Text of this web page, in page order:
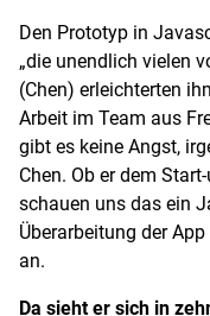
Den Prototyp in
„die unendlich vielen
(Chen) erleichterten
Arbeit im Team aus
gibt es keine Angst,
Chen. Ob er dem
schauen uns das ein
Überarbeitung der
an.
Da sieht er sich in